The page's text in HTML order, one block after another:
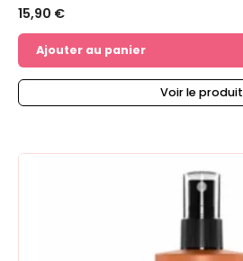
15,90 €
Ajouter au panier
Voir le produit